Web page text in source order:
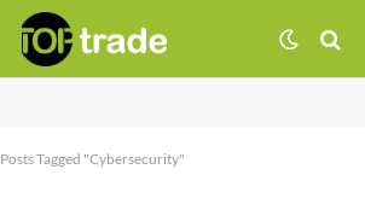
Posts Tagged "Cybersecurity"